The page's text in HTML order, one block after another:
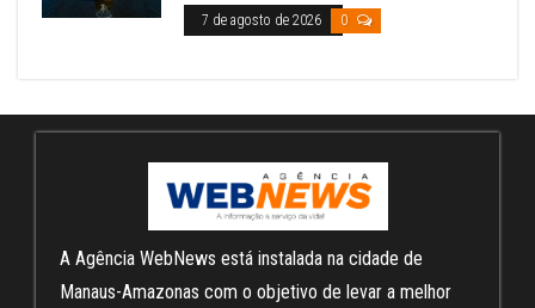
7 de agosto de 2026 0
A Agência WebNews está instalada na cidade de
Manaus-Amazonas com o objetivo de levar a melhor